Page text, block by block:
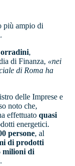
più ampio di
,
di Finanza, «nei
di Roma ha
delle Imprese e
noto che,
effettuato quasi
energetici.
persone, al
di prodotti
milioni di